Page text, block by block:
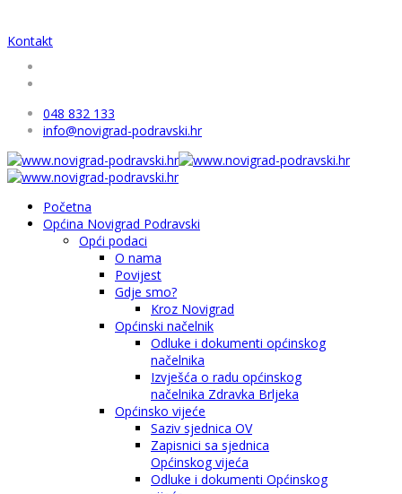
Kontakt
048 832 133
info@novigrad-podravski.hr
Početna
Općina Novigrad Podravski
Opći podaci
O nama
Povijest
Gdje smo?
Kroz Novigrad
Općinski načelnik
Odluke i dokumenti općinskog
načelnika
Izvješća o radu općinskog
načelnika Zdravka Brljeka
Općinsko vijeće
Saziv sjednica OV
Zapisnici sa sjednica
Općinskog vijeća
Odluke i dokumenti Općinskog